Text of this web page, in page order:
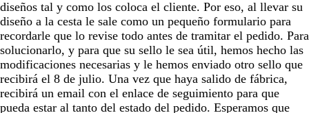
diseños tal y como los coloca el cliente. Por eso, al llevar su
diseño a la cesta le sale como un pequeño formulario para
recordarle que lo revise todo antes de tramitar el pedido. Para
solucionarlo, y para que su sello le sea útil, hemos hecho las
modificaciones necesarias y le hemos enviado otro sello que
recibirá el 8 de julio. Una vez que haya salido de fábrica,
recibirá un email con el enlace de seguimiento para que
pueda estar al tanto del estado del pedido. Esperamos que